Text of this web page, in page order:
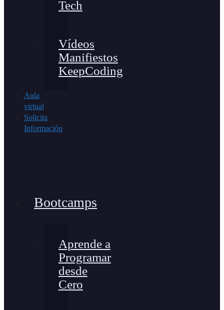
Tech
Vídeos
Manifiestos
KeepCoding
Aula
virtual
Solicita
Información
Bootcamps
Aprende a
Programar
desde
Cero